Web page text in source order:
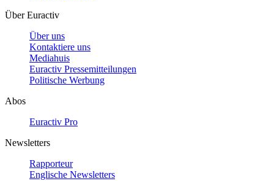
Über Euractiv
Über uns
Kontaktiere uns
Mediahuis
Euractiv Pressemitteilungen
Politische Werbung
Abos
Euractiv Pro
Newsletters
Rapporteur
Englische Newsletters